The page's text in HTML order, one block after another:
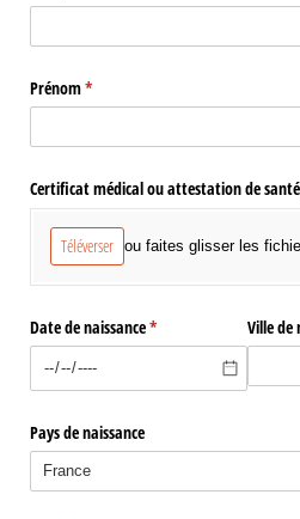
Prénom*
(requis)
Certificat médical ou attestation de
Téléverser ou faites glisser les
Date de naissance*
(requis) Ville de
Pays de naissance